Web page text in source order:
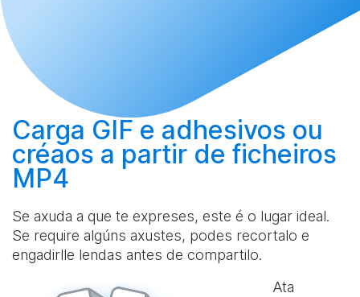
Carga GIF e adhesivos ou
créaos a partir de ficheiros
MP4
Se axuda a que te expreses, este é o lugar ideal.
Se require algúns axustes, podes recortalo e
engadirlle lendas antes de compartilo.
Ata